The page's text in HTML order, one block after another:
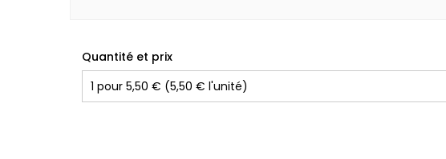
Quantité et prix